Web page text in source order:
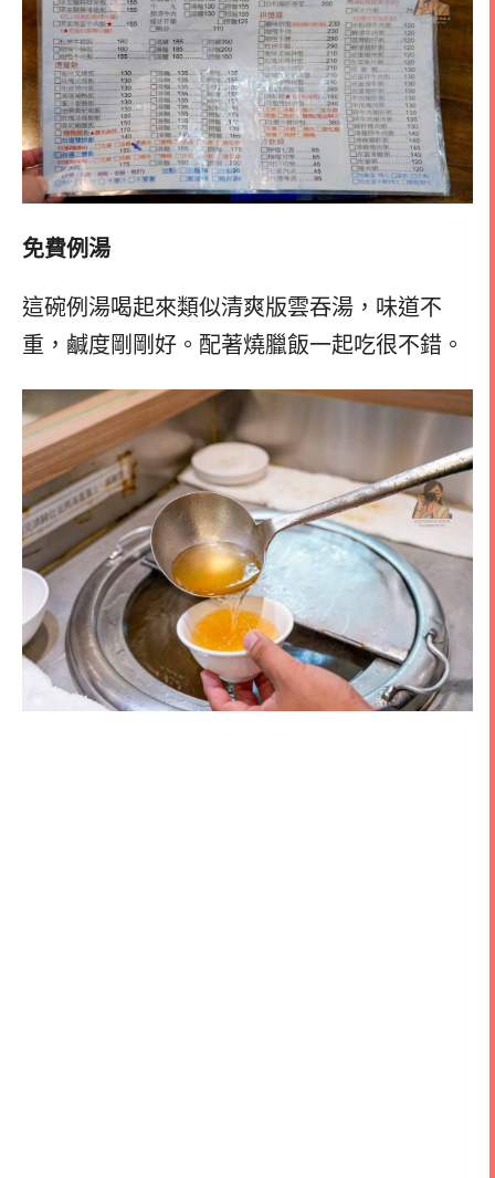
免費例湯
這碗例湯喝起來類似清爽版雲吞湯，味道不
重，鹹度剛剛好。配著燒臘飯一起吃很不錯。